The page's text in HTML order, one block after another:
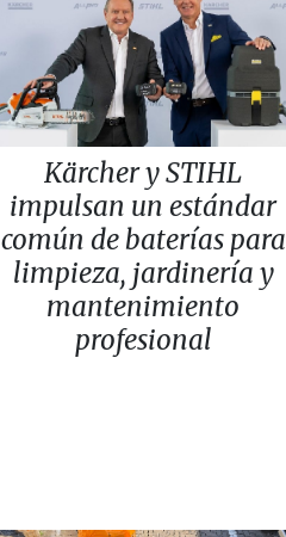
Kärcher y STIHL
impulsan un estándar
común de baterías para
limpieza, jardinería y
mantenimiento
profesional